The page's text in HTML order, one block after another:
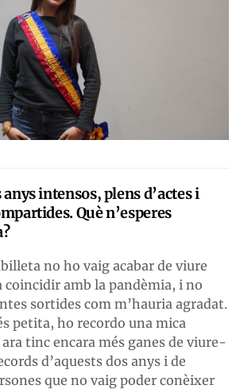
intensos, plens d’actes i
Què n’esperes
no ho vaig acabar de viure
coincidir amb la pandèmia, i no
sortides com m’hauria agradat.
petita, ho recordo una mica
tinc encara més ganes de viure-
d’aquests dos anys i de
que no vaig poder conèixer